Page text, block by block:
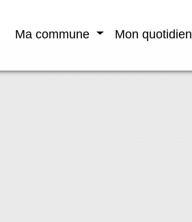
Ma commune Mon quotidien